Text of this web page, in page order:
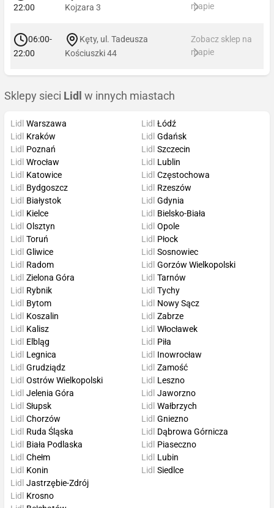
22:00
Kojzara 3
mapie
06:00-
22:00
Kęty, ul. Tadeusza
Kościuszki 44
Zobacz sklep na
mapie
Sklepy sieci Lidl w innych miastach
Lidl Warszawa
Lidl Kraków
Lidl Poznań
Lidl Wrocław
Lidl Łódź
Lidl Gdańsk
Lidl Szczecin
Lidl Lublin
Lidl Katowice
Lidl Bydgoszcz
Lidl Białystok
Lidl Kielce
Lidl Częstochowa
Lidl Rzeszów
Lidl Gdynia
Lidl Bielsko-Biała
Lidl Olsztyn
Lidl Toruń
Lidl Gliwice
Lidl Radom
Lidl Opole
Lidl Płock
Lidl Sosnowiec
Lidl Gorzów Wielkopolski
Lidl Zielona Góra
Lidl Rybnik
Lidl Bytom
Lidl Koszalin
Lidl Tarnów
Lidl Tychy
Lidl Nowy Sącz
Lidl Zabrze
Lidl Kalisz
Lidl Elbląg
Lidl Legnica
Lidl Grudziądz
Lidl Włocławek
Lidl Piła
Lidl Inowrocław
Lidl Zamość
Lidl Ostrów Wielkopolski
Lidl Jelenia Góra
Lidl Słupsk
Lidl Chorzów
Lidl Leszno
Lidl Jaworzno
Lidl Wałbrzych
Lidl Gniezno
Lidl Ruda Śląska
Lidl Biała Podlaska
Lidl Chełm
Lidl Konin
Lidl Dąbrowa Górnicza
Lidl Piaseczno
Lidl Lubin
Lidl Siedlce
Lidl Jastrzębie-Zdrój
Lidl Krosno